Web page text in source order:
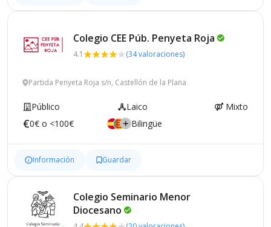
Colegio CEE Púb. Penyeta Roja
4.1 (34 valoraciones)
Partida Penyeta Roja s/n, Castellón de la Plana
Público Laico
Mixto
0€ o <100€
Bilingüe
Información Guardar
Colegio Seminario Menor
Diocesano